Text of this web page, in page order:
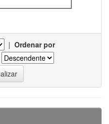
| Ordenar por